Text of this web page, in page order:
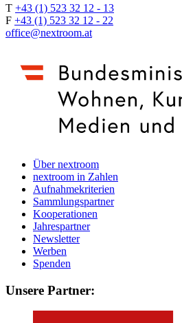
T +43 (1) 523 32 12 - 13
F +43 (1) 523 32 12 - 22
office@nextroom.at
Über nextroom
nextroom in Zahlen
Aufnahmekriterien
Sammlungspartner
Kooperationen
Jahrespartner
Newsletter
Werben
Spenden
Unsere Partner: